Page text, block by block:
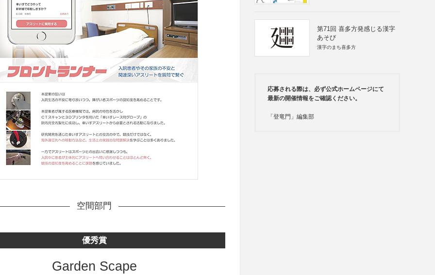
空間部門
優秀賞
Garden Scape
第71回 喜多方発感じる漢字
あそび
漢字のまち喜多方
応募される際は、必ず公式ホームページにて
最新の開催情報をご確認ください。
「登竜門」編集部